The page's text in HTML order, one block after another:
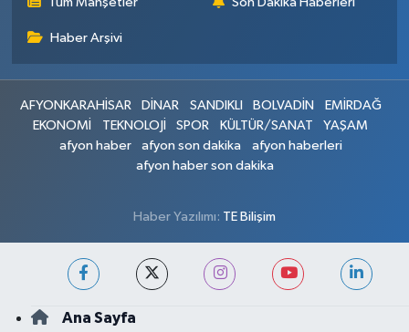
Haber Arşivi
AFYONKARAHİSAR DİNAR SANDIKLI BOLVADİN
EMİRDAĞ
EKONOMİ
TEKNOLOJİ SPOR KÜLTÜR/SANAT
YAŞAM
afyon haber
afyon son dakika
afyon haberleri
afyon haber son dakika
Haber Yazılımı: TE Bilişim
Ana Sayfa